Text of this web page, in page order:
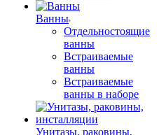
Ванны
Отдельностоящие
ванны
Встраиваемые
ванны
Встраиваемые
ванны в наборе
Унитазы, раковины,